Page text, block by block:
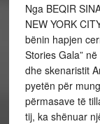
Nga BEQIR
NEW YORK
bënin hapjen
Stories Gala”
dhe skenaristit
pyetën për
përmasave të
tij, ka shënuar